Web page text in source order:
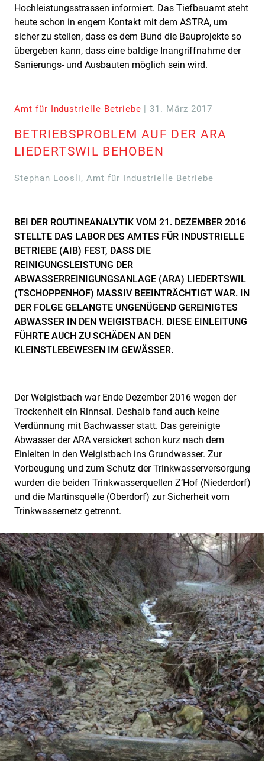
Hochleistungsstrassen informiert. Das Tiefbauamt steht
heute schon in engem Kontakt mit dem ASTRA, um
sicher zu stellen, dass es dem Bund die Bauprojekte so
übergeben kann, dass eine baldige Inangriffnahme der
Sanierungs- und Ausbauten möglich sein wird.
Amt für Industrielle Betriebe | 31. März 2017
BETRIEBSPROBLEM AUF DER ARA
LIEDERTSWIL BEHOBEN
Stephan Loosli, Amt für Industrielle Betriebe
BEI DER ROUTINEANALYTIK VOM 21. DEZEMBER 2016
STELLTE DAS LABOR DES AMTES FÜR INDUSTRIELLE
BETRIEBE (AIB) FEST, DASS DIE
REINIGUNGSLEISTUNG DER
ABWASSERREINIGUNGSANLAGE (ARA) LIEDERTSWIL
(TSCHOPPENHOF) MASSIV BEEINTRÄCHTIGT WAR. IN
DER FOLGE GELANGTE UNGENÜGEND GEREINIGTES
ABWASSER IN DEN WEIGISTBACH. DIESE EINLEITUNG
FÜHRTE AUCH ZU SCHÄDEN AN DEN
KLEINSTLEBEWESEN IM GEWÄSSER.
Der Weigistbach war Ende Dezember 2016 wegen der
Trockenheit ein Rinnsal. Deshalb fand auch keine
Verdünnung mit Bachwasser statt. Das gereinigte
Abwasser der ARA versickert schon kurz nach dem
Einleiten in den Weigistbach ins Grundwasser. Zur
Vorbeugung und zum Schutz der Trinkwasserversorgung
wurden die beiden Trinkwasserquellen Z’Hof (Niederdorf)
und die Martinsquelle (Oberdorf) zur Sicherheit vom
Trinkwassernetz getrennt.